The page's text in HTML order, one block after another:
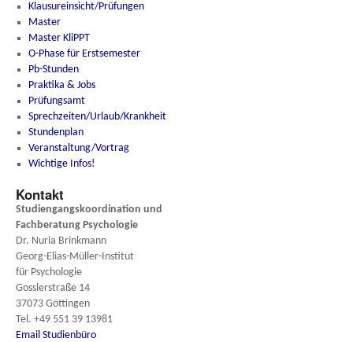
Klausureinsicht/Prüfungen
Master
Master KliPPT
O-Phase für Erstsemester
Pb-Stunden
Praktika & Jobs
Prüfungsamt
Sprechzeiten/Urlaub/Krankheit
Stundenplan
Veranstaltung/Vortrag
Wichtige Infos!
Kontakt
Studiengangskoordination und
Fachberatung Psychologie
Dr. Nuria Brinkmann
Georg-Elias-Müller-Institut
für Psychologie
Gosslerstraße 14
37073 Göttingen
Tel. +49 551 39 13981
Email Studienbüro